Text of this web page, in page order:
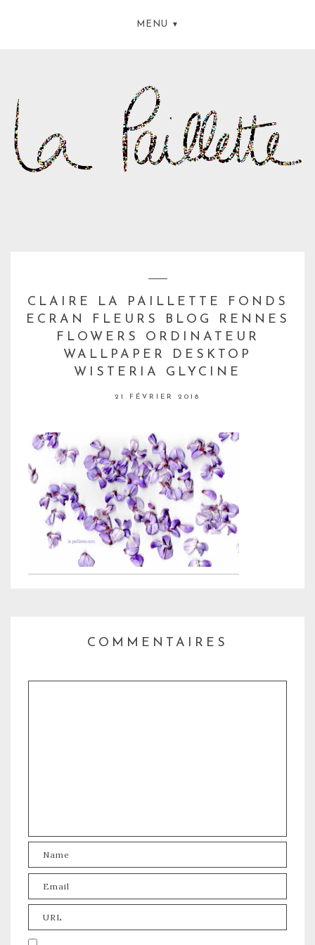
MENU
CLAIRE LA PAILLETTE FONDS
ECRAN FLEURS BLOG RENNES
FLOWERS ORDINATEUR
WALLPAPER DESKTOP
WISTERIA GLYCINE
21 FÉVRIER 2018
COMMENTAIRES